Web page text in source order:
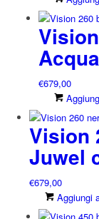
€679,00
Vision
Juwel
€679,00
Aggiungi